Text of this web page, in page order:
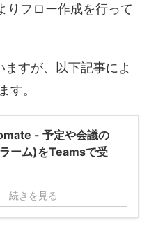
フロー作成を行って
すが、以下記事によ
す。
- 予定や会議の
ーム)をTeamsで受
続きを見る